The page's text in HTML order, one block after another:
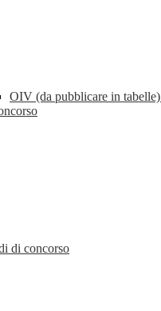
OIV (da pubblicare in tabelle)
di concorso